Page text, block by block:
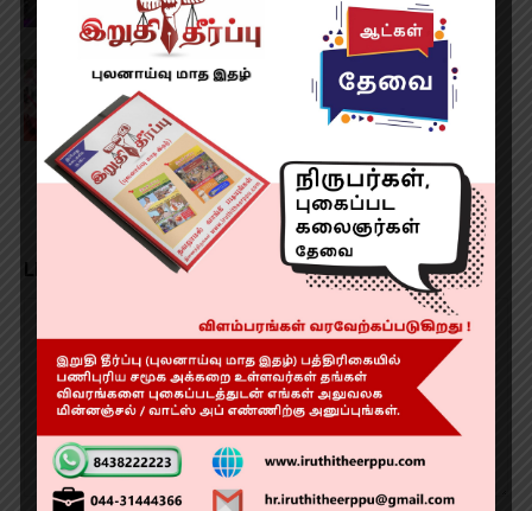
‘நடமாடும் மேமோகிராம்’ வாகனச் சேவை!
LEAVE A REPLY